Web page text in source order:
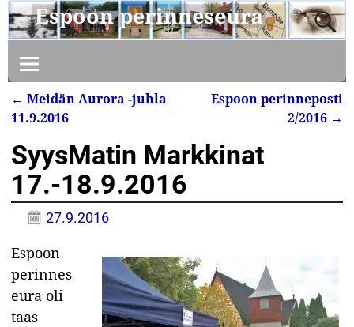
Espoon perinneseura
Artikkelin navigointi
← Meidän Aurora -juhla
11.9.2016
Espoon perinneposti
2/2016 →
SyysMatin Markkinat
17.-18.9.2016
27.9.2016
Espoon
perinnes
eura oli
taas